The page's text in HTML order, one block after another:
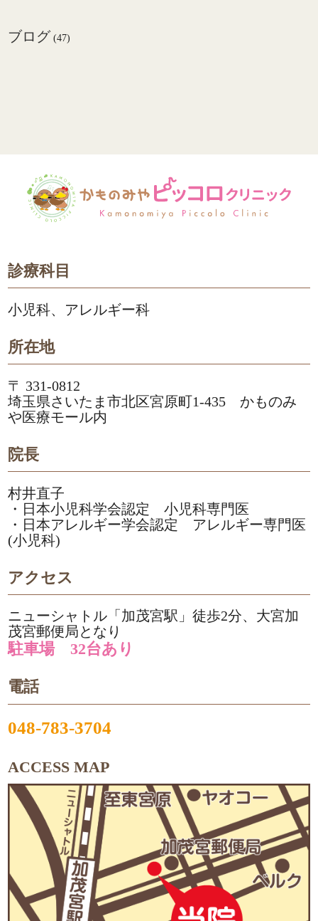
ブログ (47)
診療科目
小児科、アレルギー科
所在地
〒 331-0812
埼玉県さいたま市北区宮原町1-435 かものみ
や医療モール内
院長
村井直子
・日本小児科学会認定 小児科専門医
・日本アレルギー学会認定 アレルギー専門医
(小児科)
アクセス
ニューシャトル「加茂宮駅」徒歩2分、大宮加
茂宮郵便局となり
駐車場 32台あり
電話
048-783-3704
ACCESS MAP